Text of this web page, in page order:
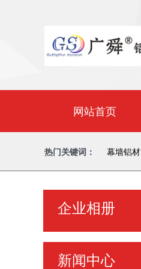
网站首页
热门关键词： 幕墙铝材
企业相册
新闻中心